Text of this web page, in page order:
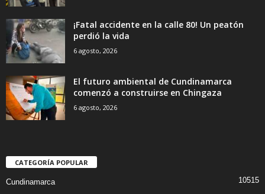
¡Fatal accidente en la calle 80! Un peatón
perdió la vida
6 agosto, 2026
El futuro ambiental de Cundinamarca
comenzó a construirse en Chingaza
6 agosto, 2026
CATEGORÍA POPULAR
Cundinamarca
10515